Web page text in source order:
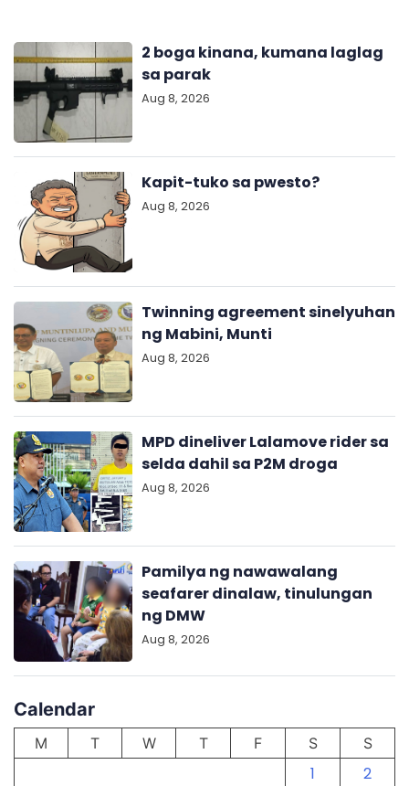
2 boga kinana, kumana laglag
sa parak
Aug 8, 2026
Kapit-tuko sa pwesto?
Aug 8, 2026
Twinning agreement sinelyuhan
ng Mabini, Munti
Aug 8, 2026
MPD dineliver Lalamove rider sa
selda dahil sa P2M droga
Aug 8, 2026
Pamilya ng nawawalang
seafarer dinalaw, tinulungan
ng DMW
Aug 8, 2026
Calendar
M T W T F S S
1
2